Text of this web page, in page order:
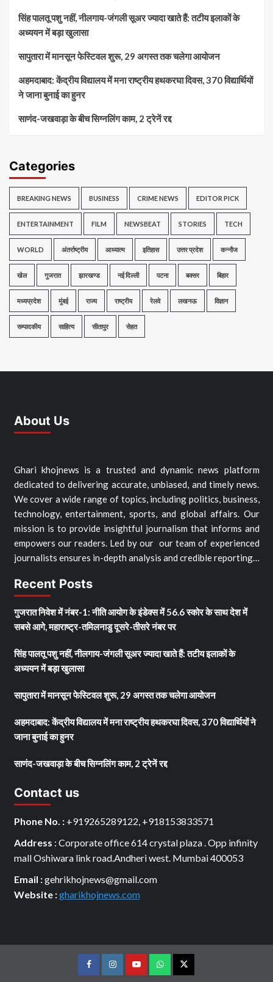
सिंह पालतू पशु नहीं, नीलगाय-जंगली सूअर ज्यादा खाते हैं: तटीय इलाकों के
अध्ययन में बड़ा खुलासा
सापुतारा में मानसून फेस्टिवल शुरू, 29 अगस्त तक चलेगा आयोजन
अहमदाबाद: केंद्रीय विद्यालय में मना राष्ट्रीय हथकरघा दिवस, 370 विद्यार्थियों
ने जाना बुनाई का हुनर
साणंद-जखवाड़ा के बीच सिग्नलिंग काम, 2 ट्रेनें रद्द
Categories
BREAKING NEWS BUSINESS CRIME NEWS EDITOR PICK
ENTERTAINMENT FILM NEWSBEAT STORIES TECH
WORLD अंतर्राष्ट्रीय आध्यात्म इतिहास उत्तर प्रदेश कन्नौज
खेल गुजरात झारखण्ड नई दिल्ली पटना बक्सर बिहार
मध्यप्रदेश मुंबई राज्य राष्ट्रीय रेलवे लखनऊ विज्ञान
सम्पादकीय साहित्य सीतापुर सेहत
About Us
Ghari khojnews is a trusted and dynamic news platform
dedicated to delivering accurate, unbiased, and timely news.
We cover a wide range of topics, including politics, business,
technology, entertainment, sports, and global affairs. Our
mission is to provide insightful journalism that informs and
empowers our readers. Led by our our team of experienced
journalists ensures in-depth analysis and credible reporting…
Recent Posts
गुजरात निवेश में नंबर-1: नीति आयोग के इंडेक्स में 56.6 स्कोर के साथ देश में
सबसे आगे, महाराष्ट्र-तमिलनाडु दूसरे-तीसरे नंबर पर
सिंह पालतू पशु नहीं, नीलगाय-जंगली सूअर ज्यादा खाते हैं: तटीय इलाकों के
अध्ययन में बड़ा खुलासा
सापुतारा में मानसून फेस्टिवल शुरू, 29 अगस्त तक चलेगा आयोजन
अहमदाबाद: केंद्रीय विद्यालय में मना राष्ट्रीय हथकरघा दिवस, 370 विद्यार्थियों ने
जाना बुनाई का हुनर
साणंद-जखवाड़ा के बीच सिग्नलिंग काम, 2 ट्रेनें रद्द
Contact us
Phone No. : +919265289122, +918153833571
Address : Corporate office 614 crystal plaza . Opp infinity
mall Oshiwara link road.Andheri west. Mumbai 400053
Email :gehrikhojnews@gmail.com
Website :gharikhojnews.com
FacebookInstagramyoutubeWhatsTwitter